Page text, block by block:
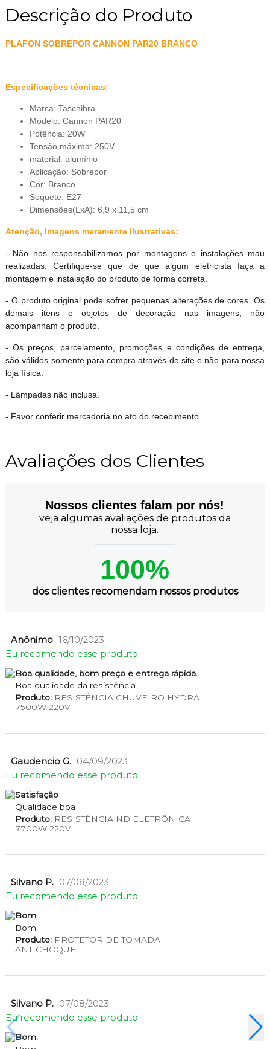
Descrição do Produto
PLAFON SOBREPOR CANNON PAR20 BRANCO
Especificações técnicas:
Marca: Taschibra
Modelo: Cannon PAR20
Potência: 20W
Tensão máxima: 250V
material: alumínio
Aplicação: Sobrepor
Cor: Branco
Soquete: E27
Dimensões(LxA): 6,9 x 11,5 cm
Atenção, Imagens meramente ilustrativas:
- Não nos responsabilizamos por montagens e instalações mau
realizadas. Certifique-se que de que algum eletricista faça a
montagem e instalação do produto de forma correta.
- O produto original pode sofrer pequenas alterações de cores. Os
demais itens e objetos de decoração nas imagens, não
acompanham o produto.
- Os preços, parcelamento, promoções e condições de entrega,
são válidos somente para compra através do site e não para nossa
loja física.
- Lâmpadas não inclusa.
- Favor conferir mercadoria no ato do recebimento.
Avaliações dos Clientes
Nossos clientes falam por nós!
veja algumas avaliações de produtos da
nossa loja.
100%
dos clientes recomendam nossos produtos
Anônimo 16/10/2023
Eu recomendo esse produto.
Boa qualidade, bom preço e entrega rápida.
Boa qualidade da resistência.
Produto:RESISTÊNCIA CHUVEIRO HYDRA
7500W 220V
Gaudencio G. 04/09/2023
Eu recomendo esse produto.
Satisfação
Qualidade boa
Produto:RESISTÊNCIA ND ELETRÔNICA
7700W 220V
Silvano P. 07/08/2023
Eu recomendo esse produto.
Bom.
Bom.
Produto:PROTETOR DE TOMADA
ANTICHOQUE
Silvano P. 07/08/2023
Eu recomendo esse produto.
Bom.